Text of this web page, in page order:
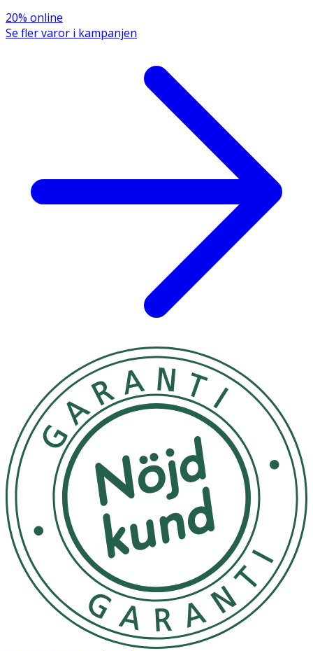
Vitamin C
*DRI=Dagligt referensintag, *DRI ej fastställ
Solrosolja (Helianthus annuus), grönalgsmjöl
(Haematococcus pluvialis) (AstaReal®), vitamin C (L-
askorbinsyra), modifierad stärkelse, konsistensgivande
medel (glycerol), karragenan (från rödalg), vitamin E (d-α-
tokoferol), förtjockningsmedel (mono-och diglycerider av
fettsyror), förtjockningsmedel (kiseldioxid),
emulgeringsmedel (lecitin från raps),
20% online
Se fler varor i kampanjen